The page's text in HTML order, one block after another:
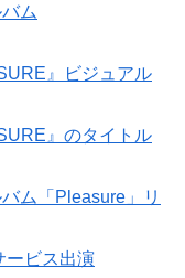
ム
』ビジュアル
』のタイトル
ム「Pleasure」リ
ービス出演